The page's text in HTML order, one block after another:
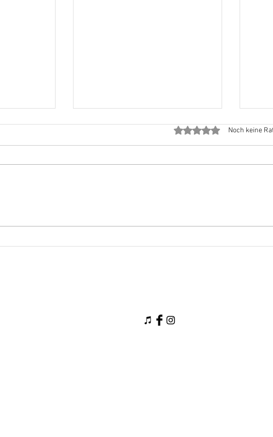
Mit 0 von 5 Sternen
Noch keine